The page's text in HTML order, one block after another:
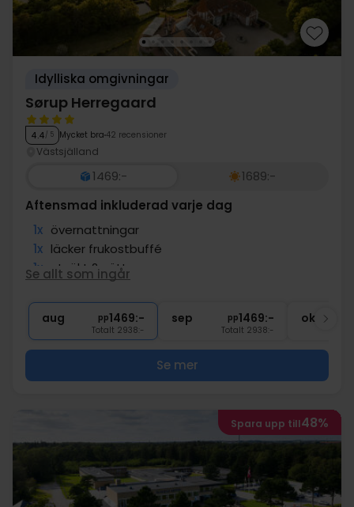
Idylliska omgivningar
Sørup Herregaard
4.4/ 5 Mycket bra 42 recensioner
Västsjälland
1469:-
1689:-
Aftensmad inkluderad varje dag
1x övernattningar
1x läcker frukostbuffé
1x utsökt 2-rättersmeny
eftermiddagsfika m.kaffe/te & kaka
∞ Gratis parkering
Se allt som ingår
aug pp1469:-
Totalt 2938:-
sep pp1469:-
Totalt 2938:-
okt
Se mer
Spara upp till48%